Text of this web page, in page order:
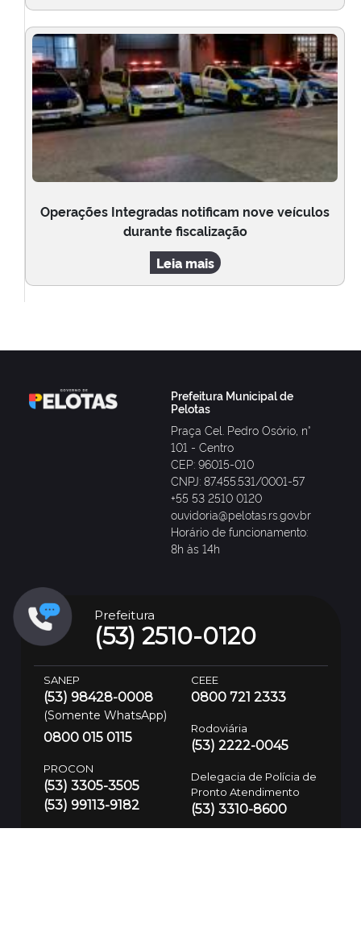
Operações Integradas notificam nove veículos
durante fiscalização
Leia mais
Prefeitura Municipal de
Pelotas
Praça Cel. Pedro Osório, n°
101 - Centro
CEP: 96015-010
CNPJ: 87.455.531/0001-57
+55 53 2510 0120
ouvidoria@pelotas.rs.gov.br
Horário de funcionamento:
8h às 14h
Prefeitura
(53) 2510-0120
SANEP
(53) 98428-0008
(Somente WhatsApp)
0800 015 0115
PROCON
(53) 3305-3505
(53) 99113-9182
CEEE
0800 721 2333
Rodoviária
(53) 2222-0045
Delegacia de Polícia de
Pronto Atendimento
(53) 3310-8600